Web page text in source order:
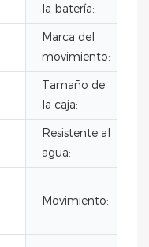
la batería:
Marca del
movimiento:
Tamaño de
la caja:
Resistente al
agua:
Movimiento: